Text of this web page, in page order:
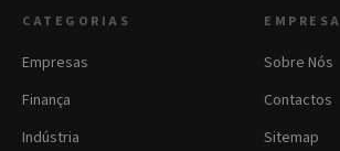
CATEGORIAS
Empresas
Finança
Indústria
EMPRESA
Sobre Nós
Contactos
Sitemap